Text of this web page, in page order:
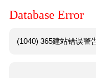
Database Error
(1040) 365建站错误警